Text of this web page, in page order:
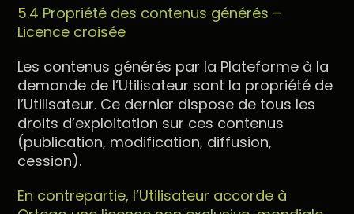
5.4 Propriété des contenus générés –
Licence croisée
Les contenus générés par la Plateforme à la
demande de l’Utilisateur sont la propriété de
l’Utilisateur. Ce dernier dispose de tous les
droits d’exploitation sur ces contenus
(publication, modification, diffusion,
cession).
En contrepartie, l’Utilisateur accorde à